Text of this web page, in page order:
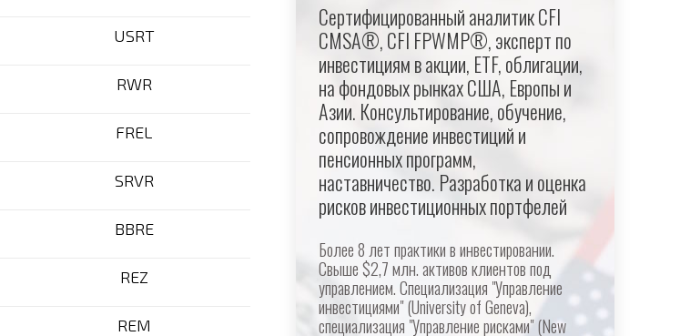
USRT
RWR
FREL
SRVR
BBRE
REZ
REM
Сертифицированный аналитик CFI
CMSA®, CFI FPWMP®, эксперт по
инвестициям в акции, ETF, облигации,
на фондовых рынках США, Европы и
Азии. Консультирование, обучение,
сопровождение инвестиций и
пенсионных программ,
наставничество. Разработка и оценка
рисков инвестиционных портфелей
Более 8 лет практики в инвестировании.
Свыше $2,7 млн. активов клиентов под
управлением. Специализация "Управление
инвестициями" (University of Geneva),
специализация "Управление рисками" (New